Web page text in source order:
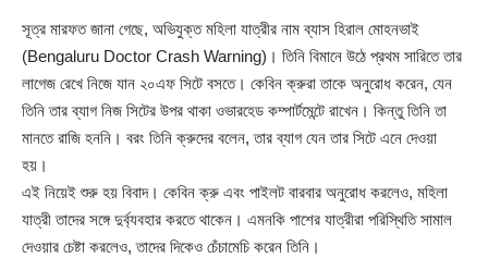
সূত্র মারফত জানা গেছে, অভিযুক্ত মহিলা যাত্রীর নাম ব্যাস হিরাল মোহনভাই
(Bengaluru Doctor Crash Warning)। তিনি বিমানে উঠে প্রথম সারিতে তার
লাগেজ রেখে নিজে যান ২০এফ সিটে বসতে। কেবিন ক্রুরা তাকে অনুরোধ করেন, যেন
তিনি তার ব্যাগ নিজ সিটের উপর থাকা ওভারহেড কম্পার্টমেন্টে রাখেন। কিন্তু তিনি তা
মানতে রাজি হননি। বরং তিনি ক্রুদের বলেন, তার ব্যাগ যেন তার সিটে এনে দেওয়া
হয়।
এই নিয়েই শুরু হয় বিবাদ। কেবিন ক্রু এবং পাইলট বারবার অনুরোধ করলেও, মহিলা
যাত্রী তাদের সঙ্গে দুর্ব্যবহার করতে থাকেন। এমনকি পাশের যাত্রীরা পরিস্থিতি সামাল
দেওয়ার চেষ্টা করলেও, তাদের দিকেও চেঁচামেচি করেন তিনি।